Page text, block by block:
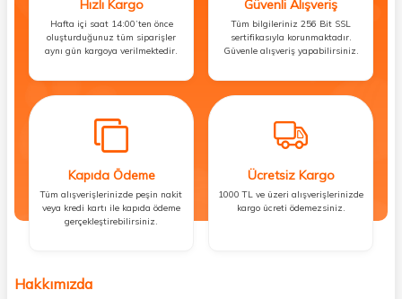
Hızlı Kargo
Hafta içi saat 14:00’ten önce
oluşturduğunuz tüm siparişler
aynı gün kargoya verilmektedir.
Güvenli Alışveriş
Tüm bilgileriniz 256 Bit SSL
sertifikasıyla korunmaktadır.
Güvenle alışveriş yapabilirsiniz.
Kapıda Ödeme
Tüm alışverişlerinizde peşin nakit
veya kredi kartı ile kapıda ödeme
gerçekleştirebilirsiniz.
Ücretsiz Kargo
1000 TL ve üzeri alışverişlerinizde
kargo ücreti ödemezsiniz.
Hakkımızda